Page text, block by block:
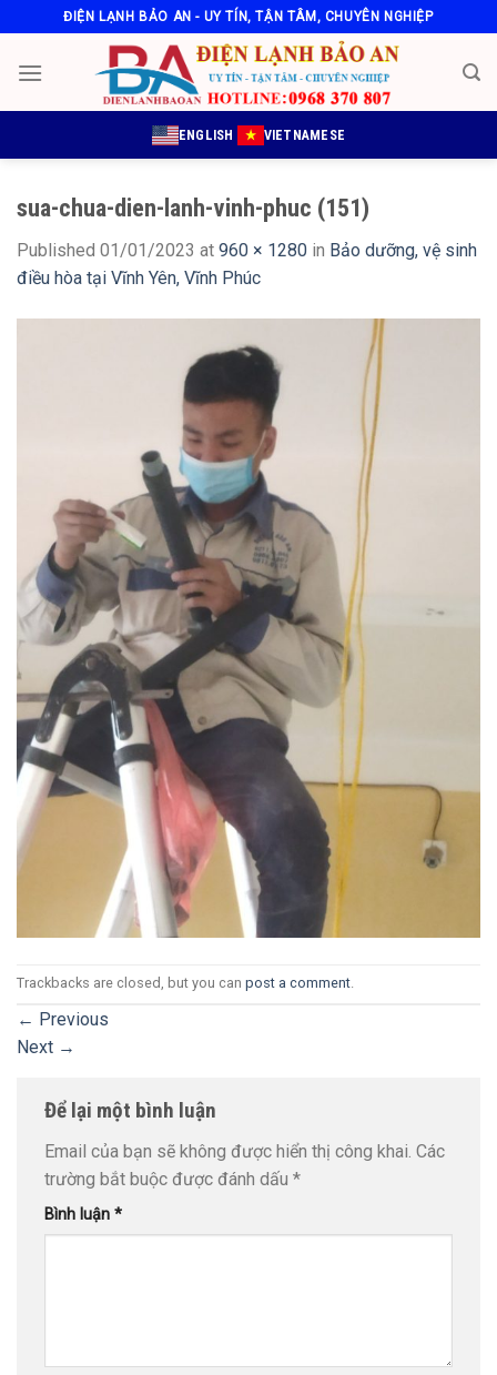
to
content
ĐIỆN LẠNH BẢO AN - UY TÍN, TẬN TÂM, CHUYÊN NGHIỆP
ENGLISH VIETNAMESE
sua-chua-dien-lanh-vinh-phuc (151)
Published 01/01/2023 at 960 × 1280 in Bảo dưỡng, vệ sinh
điều hòa tại Vĩnh Yên, Vĩnh Phúc
Trackbacks are closed, but you can post a comment
← Previous
Next →
Để lại một bình luận
Email của bạn sẽ không được hiển thị công khai. Các
trường bắt buộc được đánh dấu *
Bình luận *